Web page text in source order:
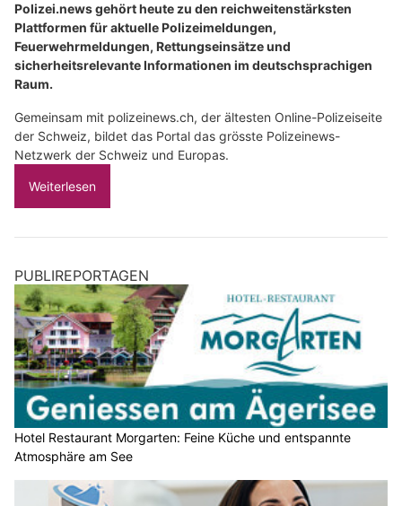
Polizei.news gehört heute zu den reichweitenstärksten
Plattformen für aktuelle Polizeimeldungen,
Feuerwehrmeldungen, Rettungseinsätze und
sicherheitsrelevante Informationen im deutschsprachigen
Raum.
Gemeinsam mit polizeinews.ch, der ältesten Online-Polizeiseite
der Schweiz, bildet das Portal das grösste Polizeinews-
Netzwerk der Schweiz und Europas.
Weiterlesen
PUBLIREPORTAGEN
Hotel Restaurant Morgarten: Feine Küche und entspannte
Atmosphäre am See